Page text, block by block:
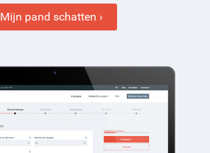
Mijn pand schatten ›